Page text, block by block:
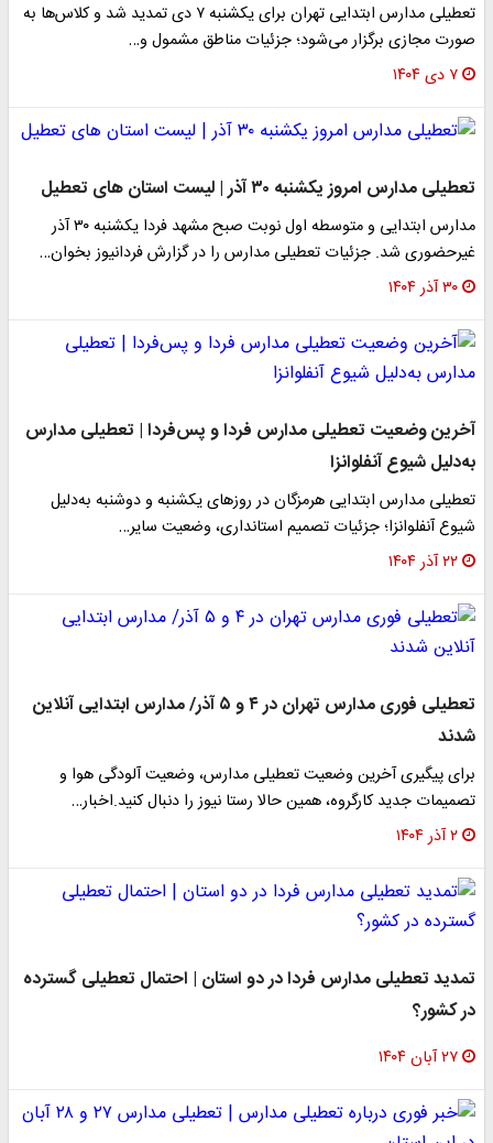
تعطیلی مدارس ابتدایی تهران برای یکشنبه ۷ دی تمدید شد و کلاس‌ها به
صورت مجازی برگزار می‌شود؛ جزئیات مناطق مشمول و…
۷ دی ۱۴۰۴
تعطیلی مدارس امروز یکشنبه ۳۰ آذر | لیست استان های تعطیل
مدارس ابتدایی و متوسطه اول نوبت صبح مشهد فردا یکشنبه ۳۰ آذر
غیرحضوری شد. جزئیات تعطیلی مدارس را در گزارش فردانیوز بخوان…
۳۰ آذر ۱۴۰۴
آخرین وضعیت تعطیلی مدارس فردا و پس‌فردا | تعطیلی مدارس
به‌دلیل شیوع آنفلوانزا
تعطیلی مدارس ابتدایی هرمزگان در روزهای یکشنبه و دوشنبه به‌دلیل
شیوع آنفلوانزا؛ جزئیات تصمیم استانداری، وضعیت سایر…
۲۲ آذر ۱۴۰۴
تعطیلی فوری مدارس تهران در ۴ و ۵ آذر/ مدارس ابتدایی آنلاین
شدند
برای پیگیری آخرین وضعیت تعطیلی مدارس، وضعیت آلودگی هوا و
تصمیمات جدید کارگروه، همین حالا رستا نیوز را دنبال کنید.اخبار…
۲ آذر ۱۴۰۴
تمدید تعطیلی مدارس فردا در دو استان | احتمال تعطیلی گسترده
در کشور؟
۲۷ آبان ۱۴۰۴